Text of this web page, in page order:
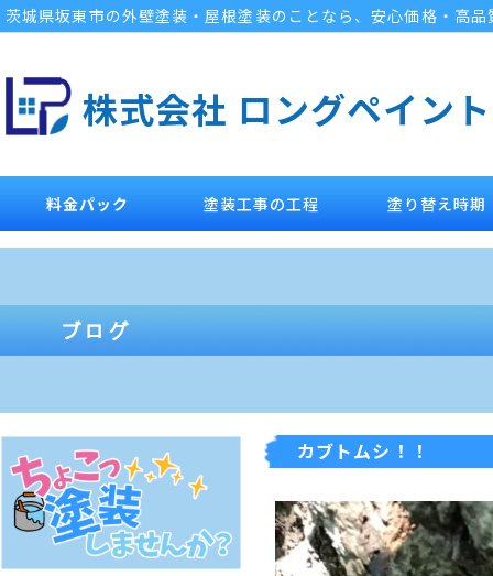
茨城県坂東市の外壁塗装・屋根塗装のことなら、安心価格・高
株式会社 ロングペイント
料金パック 塗装工事の工程 塗り替え時期
カブトムシ！！